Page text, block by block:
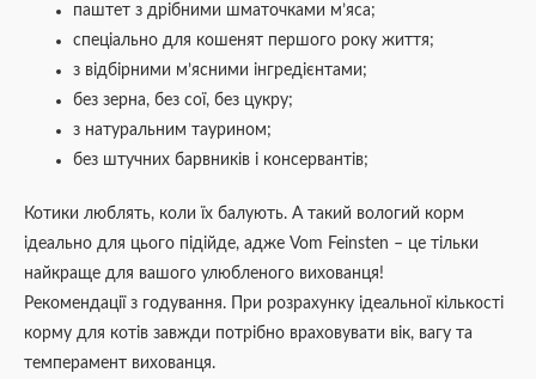
паштет з дрібними шматочками м’яса;
спеціально для кошенят першого року життя;
з відбірними м’ясними інгредієнтами;
без зерна, без сої, без цукру;
з натуральним таурином;
без штучних барвників і консервантів;
Котики люблять, коли їх балують. А такий вологий корм
ідеально для цього підійде, адже Vom Feinsten – це тільки
найкраще для вашого улюбленого вихованця!
Рекомендації з годування. При розрахунку ідеальної кількості
корму для котів завжди потрібно враховувати вік, вагу та
темперамент вихованця.